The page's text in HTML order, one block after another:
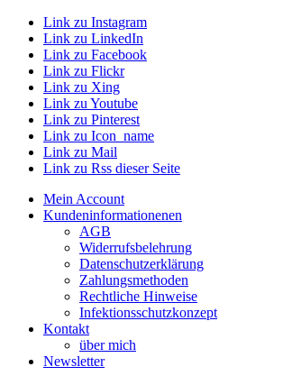
Link zu Instagram
Link zu LinkedIn
Link zu Facebook
Link zu Flickr
Link zu Xing
Link zu Youtube
Link zu Pinterest
Link zu Icon_name
Link zu Mail
Link zu Rss dieser Seite
Mein Account
Kundeninformationenen
AGB
Widerrufsbelehrung
Datenschutzerklärung
Zahlungsmethoden
Rechtliche Hinweise
Infektionsschutzkonzept
Kontakt
über mich
Newsletter